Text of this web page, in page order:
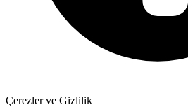
Çerezler ve Gizlilik